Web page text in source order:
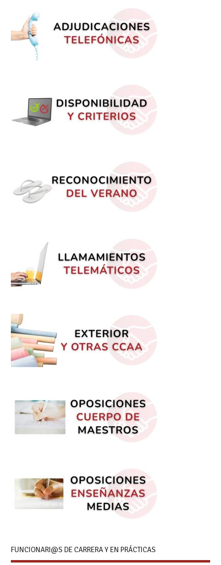
FUNCIONARI@S DE CARRERA Y EN PRÁCTICAS